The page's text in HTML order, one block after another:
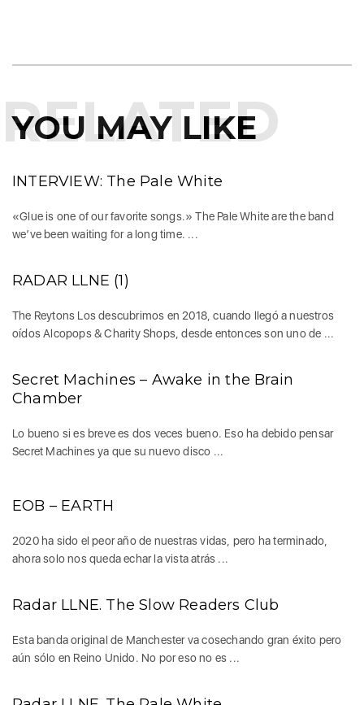
YOU MAY LIKE
RELATED
INTERVIEW: The Pale White
«Glue is one of our favorite songs.» The Pale White are the band
we’ve been waiting for a long time. ...
RADAR LLNE (1)
The Reytons Los descubrimos en 2018, cuando llegó a nuestros
oídos Alcopops & Charity Shops, desde entonces son uno de ...
Secret Machines – Awake in the Brain
Chamber
Lo bueno si es breve es dos veces bueno. Eso ha debido pensar
Secret Machines ya que su nuevo disco ...
EOB – EARTH
2020 ha sido el peor año de nuestras vidas, pero ha terminado,
ahora solo nos queda echar la vista atrás ...
Radar LLNE. The Slow Readers Club
Esta banda original de Manchester va cosechando gran éxito pero
aún sólo en Reino Unido. No por eso no es ...